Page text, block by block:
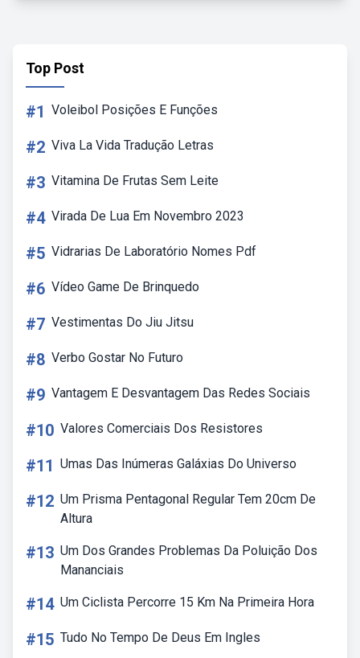
Top Post
#1 Voleibol Posições E Funções
#2 Viva La Vida Tradução Letras
#3 Vitamina De Frutas Sem Leite
#4 Virada De Lua Em Novembro 2023
#5 Vidrarias De Laboratório Nomes Pdf
#6 Vídeo Game De Brinquedo
#7 Vestimentas Do Jiu Jitsu
#8 Verbo Gostar No Futuro
#9 Vantagem E Desvantagem Das Redes Sociais
#10 Valores Comerciais Dos Resistores
#11 Umas Das Inúmeras Galáxias Do Universo
#12 Um Prisma Pentagonal Regular Tem 20cm De
Altura
#13 Um Dos Grandes Problemas Da Poluição Dos
Mananciais
#14 Um Ciclista Percorre 15 Km Na Primeira Hora
#15 Tudo No Tempo De Deus Em Ingles